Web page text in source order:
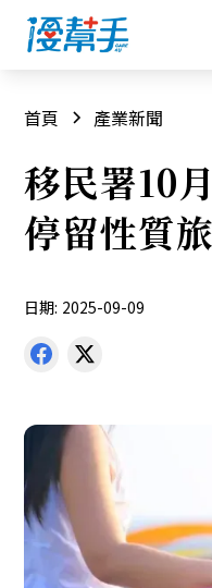
首頁 產業新聞
移民署10
停留性質
日期: 2025-09-09